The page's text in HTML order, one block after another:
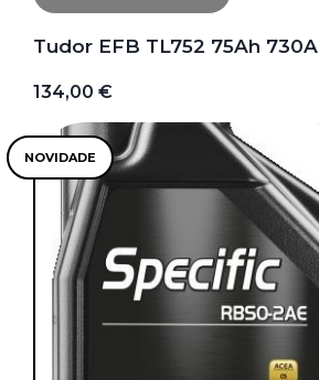
Tudor EFB TL752 75Ah 730A
134,00 €
NOVIDADE